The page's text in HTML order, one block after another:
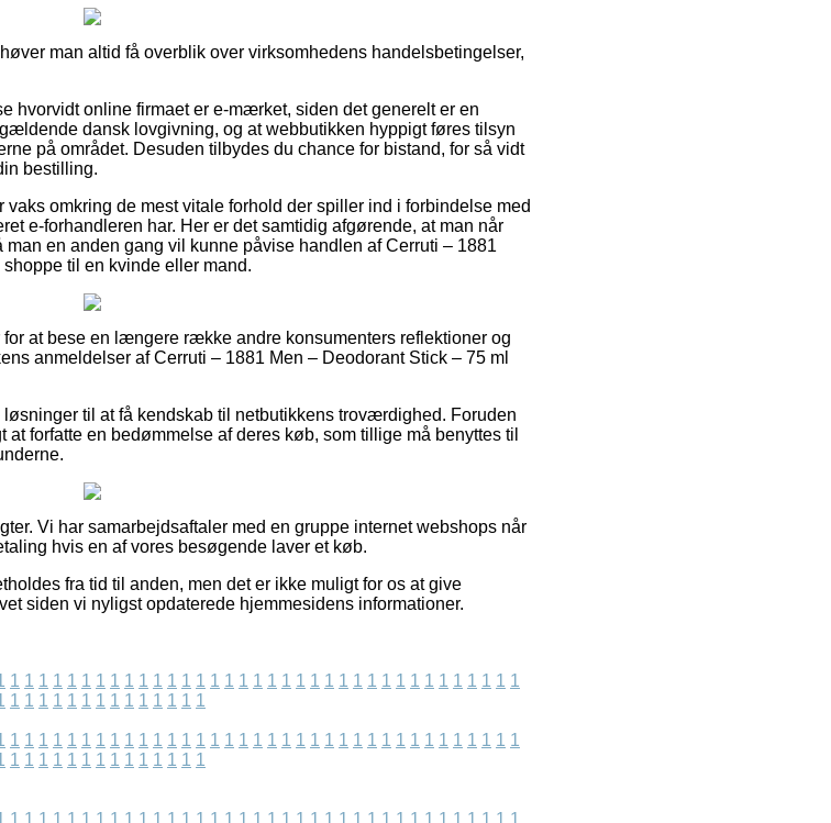
man altid få overblik over virksomhedens handelsbetingelser,
hvorvidt online firmaet er e-mærket, siden det generelt er en
dansk lovgivning, og at webbutikken hyppigt føres tilsyn
på området. Desuden tilbydes du chance for bistand, for så vidt
bestilling.
omkring de mest vitale forhold der spiller ind i forbindelse med
e-forhandleren har. Her er det samtidig afgørende, at man når
en anden gang vil kunne påvise handlen af Cerruti – 1881
til en kvinde eller mand.
at bese en længere række andre konsumenters reflektioner og
anmeldelser af Cerruti – 1881 Men – Deodorant Stick – 75 ml
til at få kendskab til netbutikkens troværdighed. Foruden
forfatte en bedømmelse af deres køb, som tillige må benyttes til
Vi har samarbejdsaftaler med en gruppe internet webshops når
hvis en af vores besøgende laver et køb.
fra tid til anden, men det er ikke muligt for os at give
siden vi nyligst opdaterede hjemmesidens informationer.
1 1 1 1 1 1 1 1 1 1 1 1 1 1 1 1 1 1 1 1 1 1 1 1 1 1 1 1 1 1 1 1 1 1 1 1
1 1 1 1 1 1 1 1 1 1 1 1 1 1
1 1 1 1 1 1 1 1 1 1 1 1 1 1 1 1 1 1 1 1 1 1 1 1 1 1 1 1 1 1 1 1 1 1 1 1
1 1 1 1 1 1 1 1 1 1 1 1 1 1